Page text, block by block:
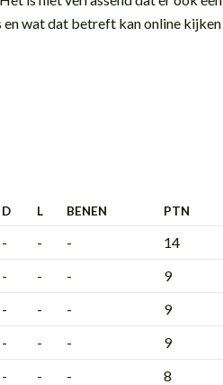
en wat dat betreft kan online kijken
D L BENEN PTN
- - -
14
- - -
9
- - -
9
- - -
9
- - -
8